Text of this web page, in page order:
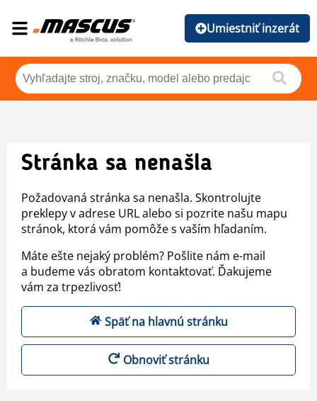
Umiestniť inzerát
Stránka sa nenašla
Požadovaná stránka sa nenašla. Skontrolujte
preklepy v adrese URL alebo si pozrite našu mapu
stránok, ktorá vám pomôže s vaším hľadaním.
Máte ešte nejaký problém? Pošlite nám e-mail
a budeme vás obratom kontaktovať. Ďakujeme
vám za trpezlivosť!
Späť na hlavnú stránku
Obnoviť stránku